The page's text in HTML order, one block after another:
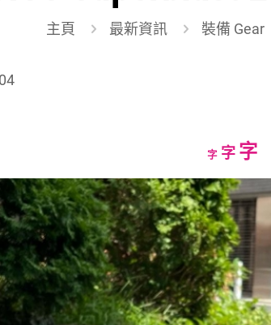
主頁 最新資訊 裝備 Gear
字Decrease
size.
字Reset
size.
字